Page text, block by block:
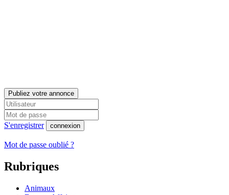
Publiez votre annonce
S'enregistrer connexion
Mot de passe oublié ?
Rubriques
Animaux